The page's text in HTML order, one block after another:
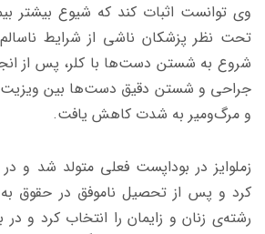
وی توانست اثبات کند که شیوع بیشتر
تحت نظر پزشکان ناشی از شرایط
شروع به شستن دست‌ها با کلر، پس از
جراحی و شستن دقیق دست‌ها بین ویزیت
و مرگ‌ومیر به شدت کاهش یافت.
زملوایز در بوداپست فعلی متولد شد و
کرد و پس از تحصیل ناموفق در حقوق
رشته‌ی زنان و زایمان را انتخاب کرد و